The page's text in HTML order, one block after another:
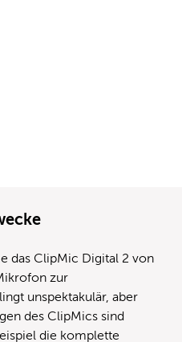
das ClipMic Digital 2 von
zur
unspektakulär, aber
des ClipMics sind
die komplette